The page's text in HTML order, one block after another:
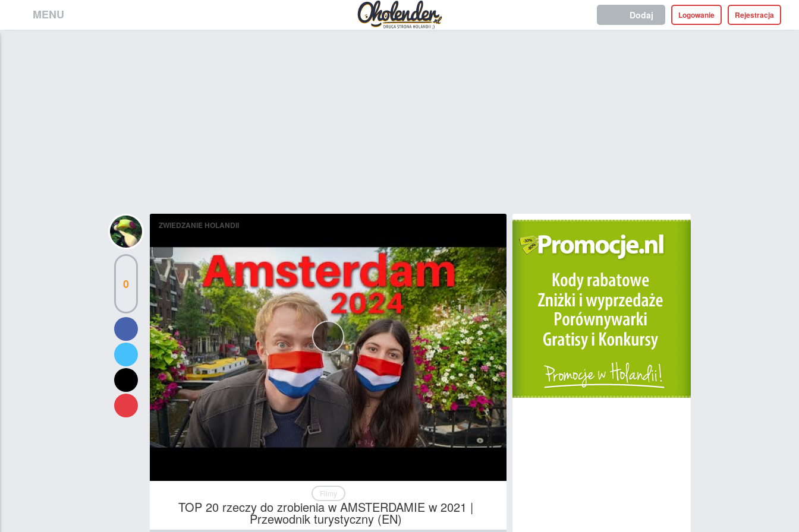
MENU Rejestracja
Logowanie
Dodaj
0
ZWIEDZANIE HOLANDII
Filmy
TOP 20 rzeczy do zrobienia w AMSTERDAMIE w 2021 |
Przewodnik turystyczny (EN)